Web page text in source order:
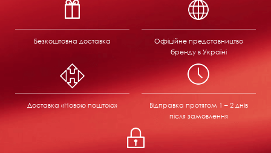
Безкоштовна доставка
Офіційне представництво
бренду в Україні
Доставка «Новою поштою» Відправка протягом 1 – 2 днів
після замовлення